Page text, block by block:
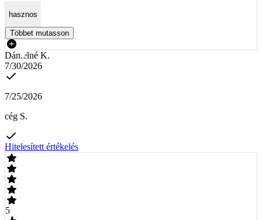
hasznos
Többet mutasson
Dánielné K.
7/30/2026
7/25/2026
cég S.
Hitelesített értékelés
5